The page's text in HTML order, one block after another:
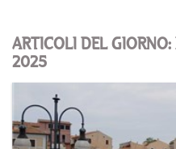
ARTICOLI DEL
2025